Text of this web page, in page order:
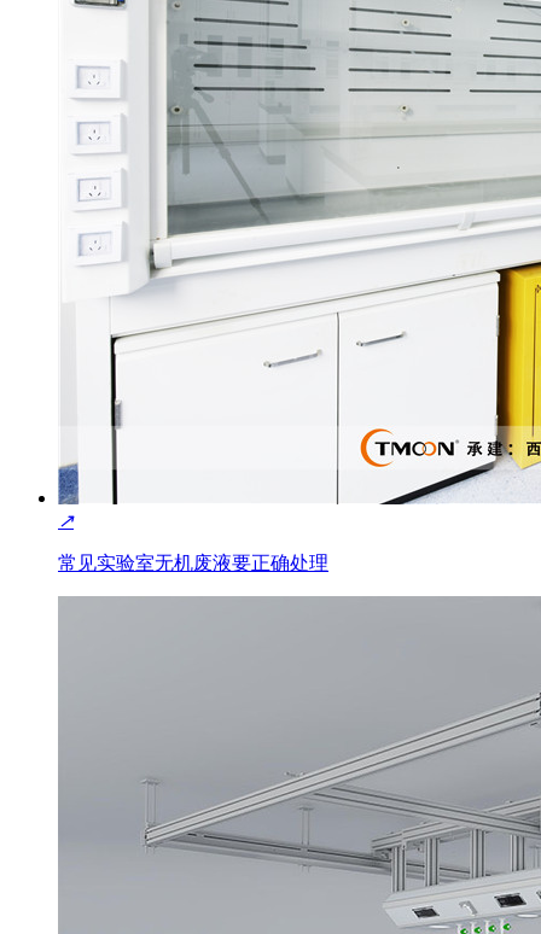
↗
常见实验室无机废液要正确处理